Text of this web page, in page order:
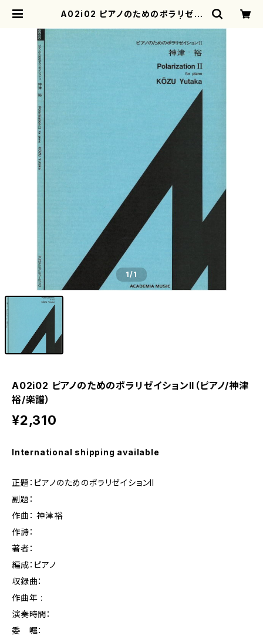
A02i02 ピアノのためのポラリゼイ
1/1
A02i02 ピアノのためのポラリゼイションII（ピアノ/神津
裕/楽譜）
¥2,310
International shipping available
正題：ピアノのためのポラリゼイションII
副題：
作曲： 神津裕
作詩：
著者：
編成：ピアノ
収録曲：
作曲年 :
演奏時間：
委 嘱：